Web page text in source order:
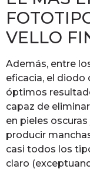
VELLO
Además, entre
eficacia, el diodo
óptimos
capaz de
en pieles
producir
casi todos los
claro